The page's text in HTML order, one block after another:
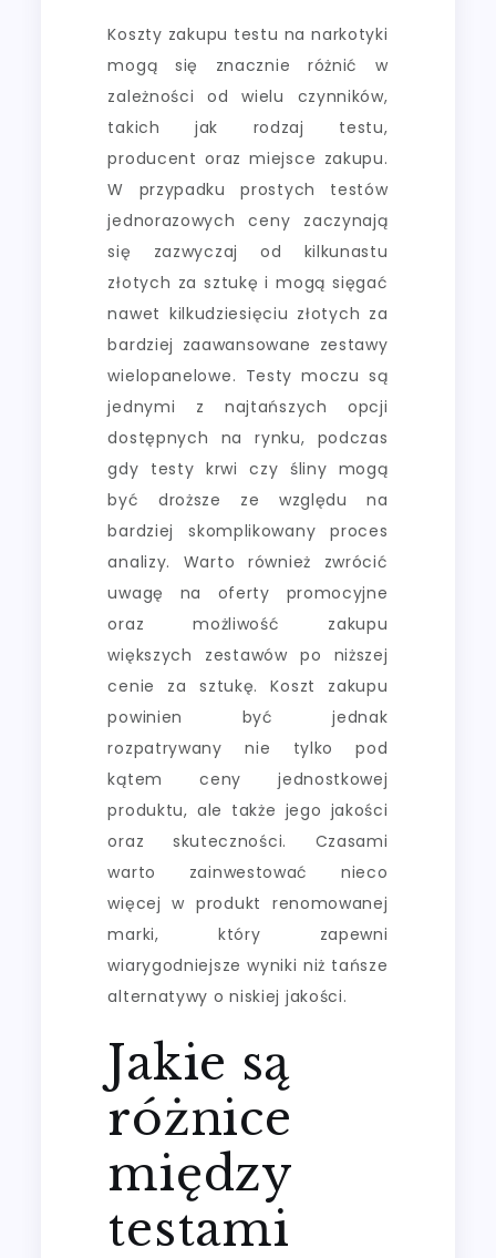
Koszty zakupu testu na narkotyki
mogą się znacznie różnić w
zależności od wielu czynników,
takich jak rodzaj testu,
producent oraz miejsce zakupu.
W przypadku prostych testów
jednorazowych ceny zaczynają
się zazwyczaj od kilkunastu
złotych za sztukę i mogą sięgać
nawet kilkudziesięciu złotych za
bardziej zaawansowane zestawy
wielopanelowe. Testy moczu są
jednymi z najtańszych opcji
dostępnych na rynku, podczas
gdy testy krwi czy śliny mogą
być droższe ze względu na
bardziej skomplikowany proces
analizy. Warto również zwrócić
uwagę na oferty promocyjne
oraz możliwość zakupu
większych zestawów po niższej
cenie za sztukę. Koszt zakupu
powinien być jednak
rozpatrywany nie tylko pod
kątem ceny jednostkowej
produktu, ale także jego jakości
oraz skuteczności. Czasami
warto zainwestować nieco
więcej w produkt renomowanej
marki, który zapewni
wiarygodniejsze wyniki niż tańsze
alternatywy o niskiej jakości.
Jakie są
różnice
między
testami